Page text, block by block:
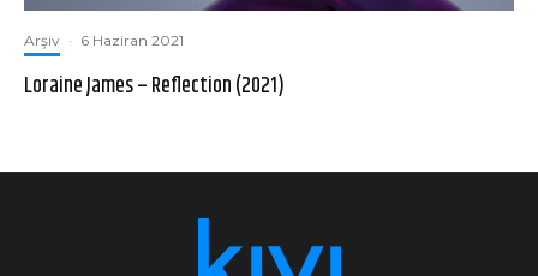
Arşiv · 6 Haziran 2021
Loraine James – Reflection (2021)